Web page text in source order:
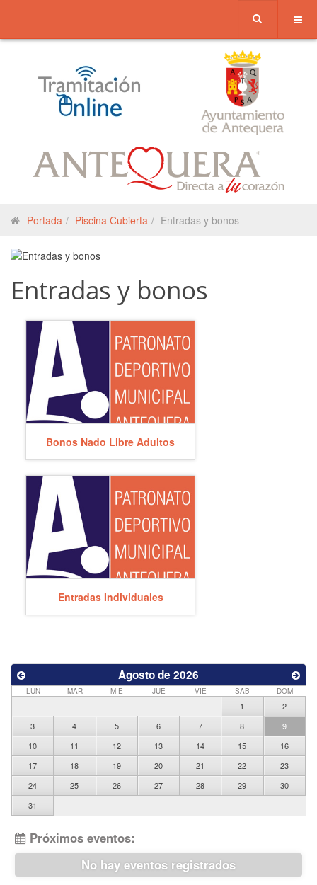
Portada Piscina Cubierta Entradas y bonos
Entradas y bonos
Bonos Nado Libre Adultos
Entradas Individuales
Agosto de 2026
LUN MAR MIE JUE VIE SAB DOM
1
2
3
4 5 6 7 8
9
10
11 12 13 14 15
16
17
18 19 20 21 22
23
24
25 26 27 28 29
30
31
Próximos eventos:
No hay eventos registrados